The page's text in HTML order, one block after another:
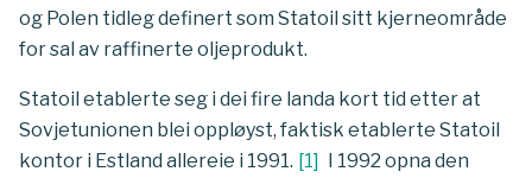
og Polen tidleg definert som Statoil sitt kjerneområde
for sal av raffinerte oljeprodukt.
Statoil etablerte seg i dei fire landa kort tid etter at
Sovjetunionen blei oppløyst, faktisk etablerte Statoil
kontor i Estland allereie i 1991. [1] I 1992 opna den